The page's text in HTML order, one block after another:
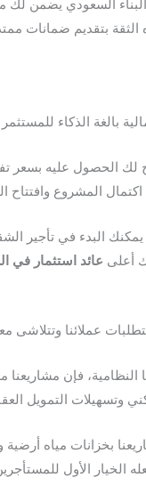
السعودي يضمن لك
بالغة الذكاء
المشروع وافتتاح
البدء في تأجير
أعلى عائد استثمار في
عملائنا وتتلاشى
النظامية، فإن
وتسهيلات التمويل
بخزانات مياه
الخيار الأول